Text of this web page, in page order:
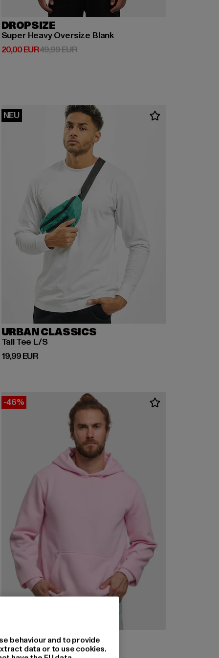
DROPSIZE
Super Heavy Oversize Blank
20,00 EUR
Derzeitiger Preis: 20,00 EUR
49,99 EURAktionspreis: 49,99 EUR
NEU
URBAN CLASSICS
Tall Tee L/S
19,99 EUR
Derzeitiger Preis: 19,99 EUR
-46%
URBAN CLASSICS
Basic Essential
behaviour and to provide
data or to use cookies.